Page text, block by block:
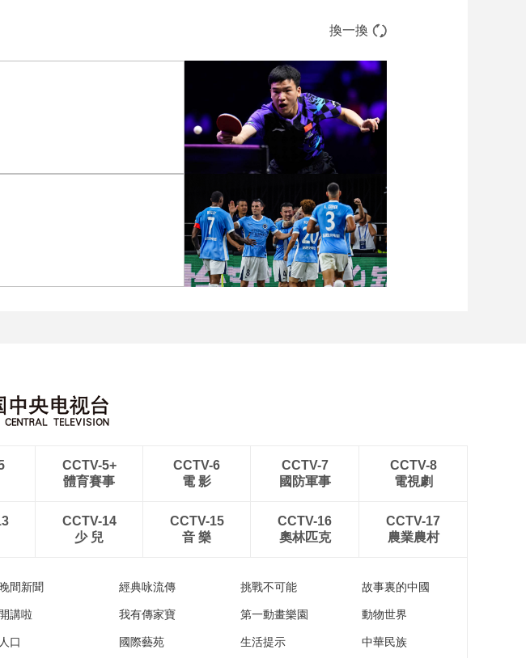
換一換
[图]向鹏3-1西多伦科 晋级
WTT横滨冠军赛16强
CCTV-5+
體育賽事
CCTV-6
電 影
CCTV-7
國防軍事
CCTV-8
電視劇
CCTV-14
少 兒
CCTV-15
音 樂
CCTV-16
奧林匹克
CCTV-17
農業農村
間新聞 經典咏流傳 挑戰不可能 故事裏的中國
開講啦 我有傳家寶 第一動畫樂園 動物世界
人口 國際藝苑 生活提示 中華民族